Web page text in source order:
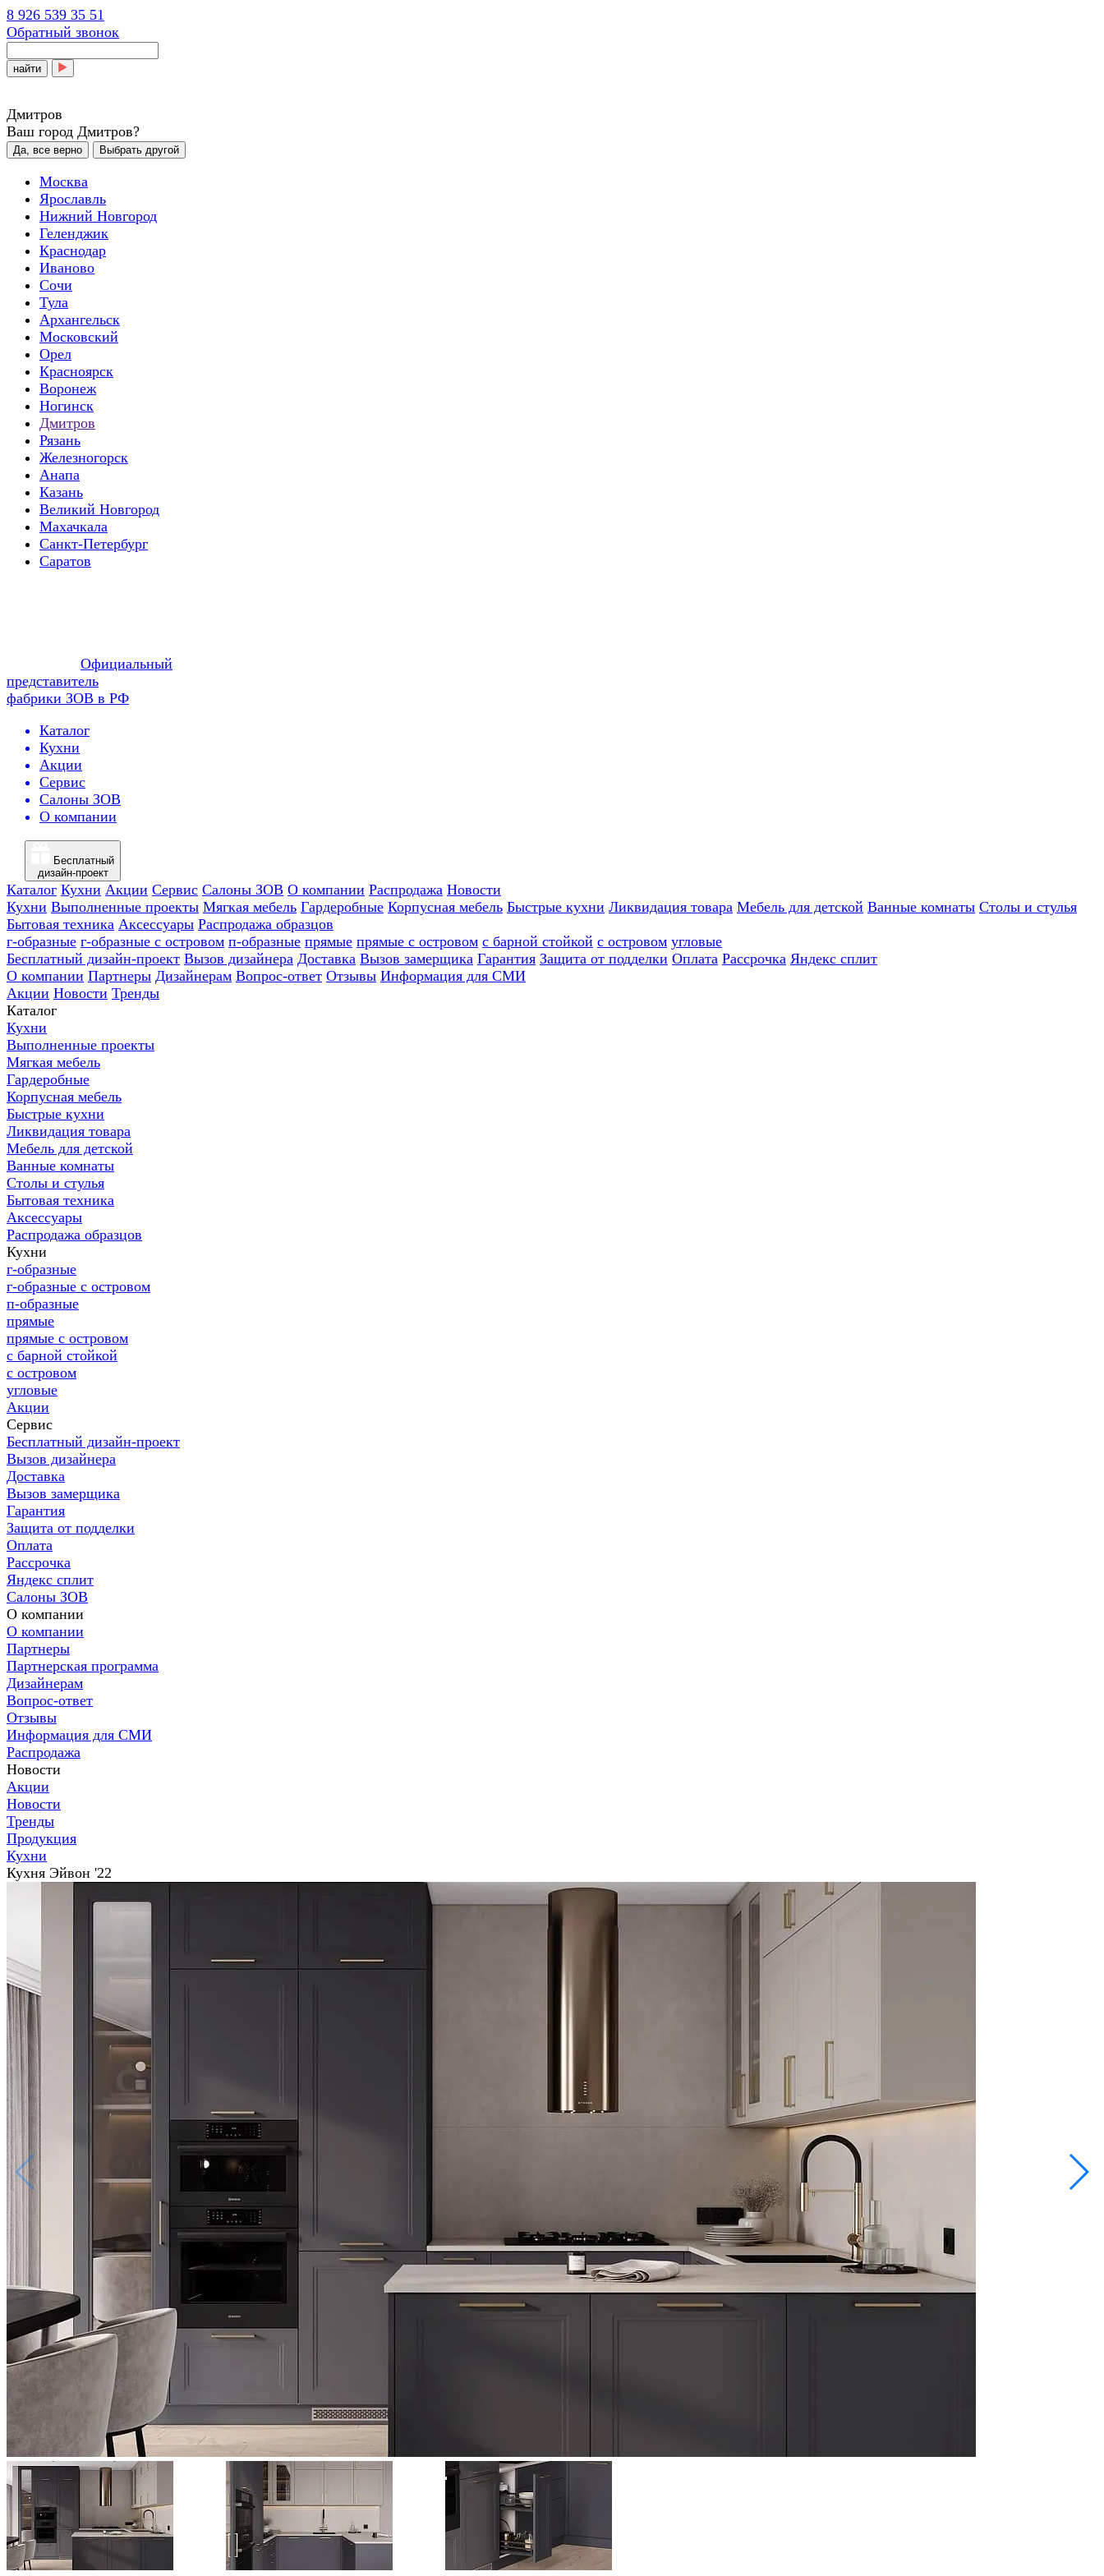
8 926 539 35 51
Обратный звонок
найти
Дмитров
Ваш город Дмитров?
Да, все верно Выбрать другой
Москва
Ярославль
Нижний Новгород
Геленджик
Краснодар
Иваново
Сочи
Тула
Архангельск
Московский
Орел
Красноярск
Воронеж
Ногинск
Дмитров
Рязань
Железногорск
Анапа
Казань
Великий Новгород
Махачкала
Санкт-Петербург
Саратов
Официальный
представитель
фабрики ЗОВ в РФ
Каталог
Кухни
Акции
Сервис
Салоны ЗОВ
О компании
Бесплатный
дизайн-проект
Каталог Кухни Акции Сервис Салоны ЗОВ О компании Распродажа Новости
Кухни Выполненные проекты Мягкая мебель Гардеробные Корпусная мебель Быстрые кухни Ликвидация товара Мебель для детской Ванные комнаты Столы и стулья
Бытовая техника Аксессуары Распродажа образцов
г-образные г-образные с островом п-образные прямые прямые с островом с барной стойкой с островом угловые
Бесплатный дизайн-проект Вызов дизайнера Доставка Вызов замерщика Гарантия Защита от подделки Оплата Рассрочка Яндекс сплит
О компании Партнеры Дизайнерам Вопрос-ответ Отзывы Информация для СМИ
Акции Новости Тренды
Каталог
Кухни
Выполненные проекты
Мягкая мебель
Гардеробные
Корпусная мебель
Быстрые кухни
Ликвидация товара
Мебель для детской
Ванные комнаты
Столы и стулья
Бытовая техника
Аксессуары
Распродажа образцов
Кухни
г-образные
г-образные с островом
п-образные
прямые
прямые с островом
с барной стойкой
с островом
угловые
Акции
Сервис
Бесплатный дизайн-проект
Вызов дизайнера
Доставка
Вызов замерщика
Гарантия
Защита от подделки
Оплата
Рассрочка
Яндекс сплит
Салоны ЗОВ
О компании
О компании
Партнеры
Партнерская программа
Дизайнерам
Вопрос-ответ
Отзывы
Информация для СМИ
Распродажа
Новости
Акции
Новости
Тренды
Продукция
Кухни
Кухня Эйвон '22